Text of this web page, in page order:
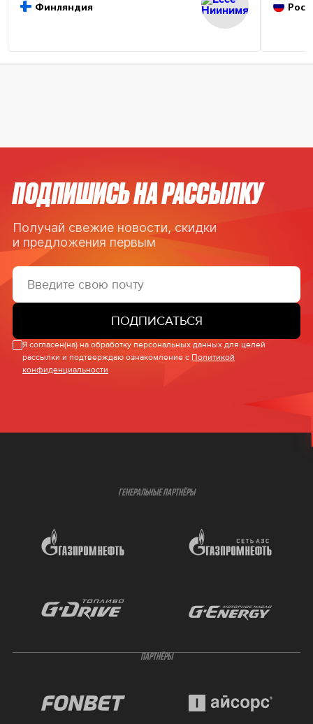
Финляндия
ПОДПИШИСЬ НА РАССЫЛКУ
Получай свежие новости, скидки
и предложения первым
ПОДПИСАТЬСЯ
Я согласен(на) на обработку персональных данных для целей
рассылки и подтверждаю ознакомление с Политикой
конфиденциальности
ГЕНЕРАЛЬНЫЕ ПАРТНЁРЫ
ПАРТНЁРЫ